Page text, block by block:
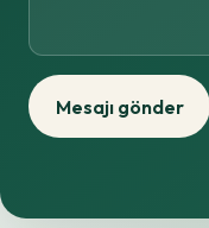
Mesajı gönder